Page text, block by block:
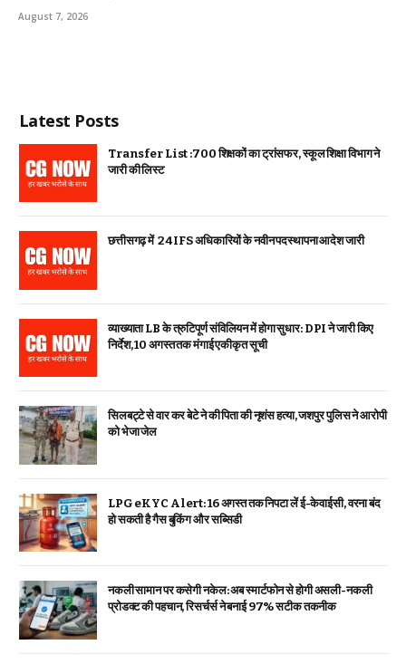
August 7, 2026
Latest Posts
Transfer List :700 शिक्षकों का ट्रांसफर, स्कूल शिक्षा विभाग ने
जारी की लिस्ट
छत्तीसगढ़ में 24 IFS अधिकारियों के नवीन पदस्थापना आदेश जारी
व्याख्याता LB के त्रुटिपूर्ण संविलियन में होगा सुधार: DPI ने जारी किए
निर्देश, 10 अगस्त तक मंगाई एकीकृत सूची
सिलबट्टे से वार कर बेटे ने की पिता की नृशंस हत्या, जशपुर पुलिस ने आरोपी
को भेजा जेल
LPG eKYC Alert: 16 अगस्त तक निपटा लें ई-केवाईसी, वरना बंद
हो सकती है गैस बुकिंग और सब्सिडी
नकली सामान पर कसेगी नकेल: अब स्मार्टफोन से होगी असली-नकली
प्रोडक्ट की पहचान, रिसर्चर्स ने बनाई 97% सटीक तकनीक